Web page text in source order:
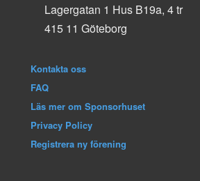
Lagergatan 1 Hus B19a, 4 tr
415 11 Göteborg
Kontakta oss
FAQ
Läs mer om Sponsorhuset
Privacy Policy
Registrera ny förening